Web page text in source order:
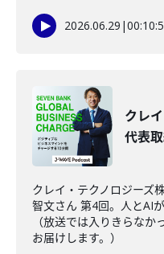
2026.06.29 |
クレ
代表
クレイ・テクノロジーズ
智文さん 第4回。人とAI
（放送では入りきらな
お届けします。）